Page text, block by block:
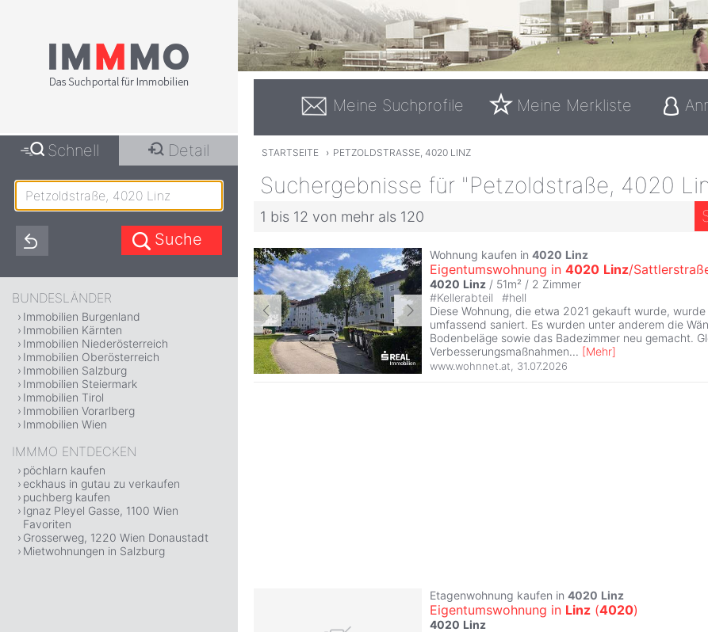
Meine Suchprofile Meine Merkliste
STARTSEITE › PETZOLDSTRASSE, 4020 LINZ
Suchergebnisse für "Petzoldstraße, 4020
1 bis 12 von mehr als 120
Wohnung kaufen in 4020 Linz
Eigentumswohnung in 4020 Linz/
4020 Linz / 51m² / 2 Zimmer
#Kellerabteil #hell
Diese Wohnung, die etwa 2021 gekauft wurde,
umfassend saniert. Es wurden unter anderem die
Bodenbeläge sowie das Badezimmer neu gemacht.
Verbesserungsmaßnahmen... [Mehr]
www.wohnnet.at 31.07.2026
Etagenwohnung kaufen in 4020 Linz
Eigentumswohnung in Linz (4020)
4020 Linz
Schnell Detail
BUNDESLÄNDER
Immobilien Burgenland
Immobilien Kärnten
Immobilien Niederösterreich
Immobilien Oberösterreich
Immobilien Salzburg
Immobilien Steiermark
Immobilien Tirol
Immobilien Vorarlberg
Immobilien Wien
IMMMO ENTDECKEN
pöchlarn kaufen
eckhaus in gutau zu verkaufen
puchberg kaufen
Ignaz Pleyel Gasse, 1100 Wien
Favoriten
Grosserweg, 1220 Wien Donaustadt
Mietwohnungen in Salzburg